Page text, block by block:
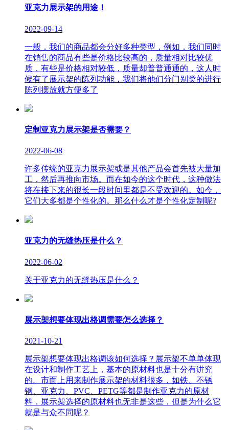
亚克力展示架的用途！
2022-09-14
一般，我们的商品都会分好多种类型，例如，我们同时
在销售的商品有些是价格比较高的，质量相对比较优
质，有些是价格相对较低，质量却普普通通的，这人时
候有了展示架的陈列功能，我们将他们分门别类的进行
陈列摆放就方便多了
定制亚克力展示架是否需要？
2022-06-08
许多传统的亚克力展示架或是其他产品会首先被大量加
工，然后再推向市场。而在如今的这个时代，这种做法
将在接下来的很长一段时间里都是不受欢迎的。如今，
它们大多都是个性化的。那么什么才是个性化定制呢?
亚克力的无缝热压是什么？
2022-06-02
关于亚克力的无缝热压是什么？
展示架想要体现出格调需要怎么选择？
2021-10-21
展示架想要体现出格调该如何选择？展示架不单单体现
在设计和制作工艺上，基本的原材料也是十分有讲究
的。市面上用来制作展示架的材料很多，如铁、不锈
钢、亚克力、PVC、PETG等都是制作亚克力的原材
料，展示架选择的原材料也无非是这些，但是为什么它
就是与众不同呢？